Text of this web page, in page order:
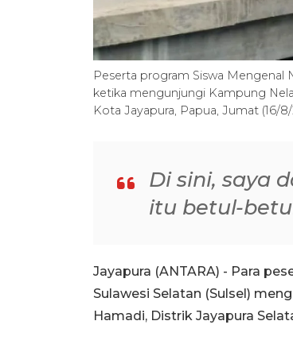
Peserta program Siswa Mengenal
ketika mengunjungi Kampung
Kota Jayapura, Papua, Jumat (16/
Di sini, saya
itu betul-
Jayapura (ANTARA) - Para
Sulawesi Selatan (Sulsel)
Hamadi, Distrik Jayapura